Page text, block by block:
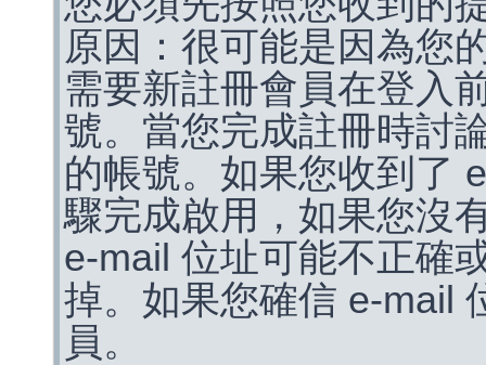
原因：很可能是因為您
需要新註冊會員在登入
號。當您完成註冊時討
的帳號。如果您收到了
驟完成啟用，如果您沒
e-mail 位址可能不正確
掉。如果您確信 e-mail
員。